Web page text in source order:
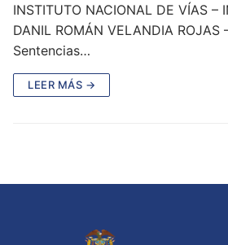
INSTITUTO NACIONAL DE VÍAS –
DANIL ROMÁN VELANDIA ROJAS
Sentencias…
LEER MÁS →